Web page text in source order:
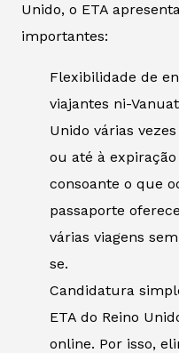
Unido, o ETA
importantes:
Flexibilidade de
viajantes ni-
Unido várias
ou até à
consoante o que
passaporte
várias viagens
se.
Candidatura
ETA do Reino
online. Por isso,